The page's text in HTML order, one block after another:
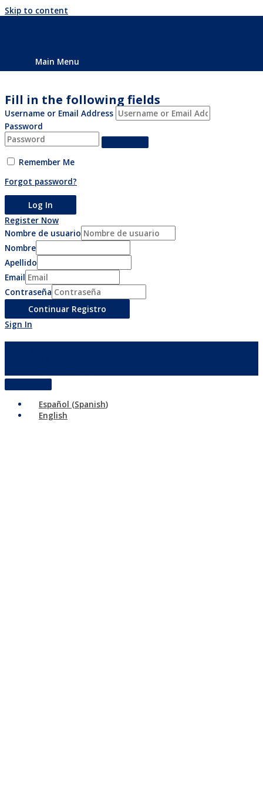
Skip to content
Main Menu
Fill in the following fields
Username or Email Address
Password
Remember Me
Forgot password?
Register Now
Nombre de usuario
Nombre
Apellido
Email
Contraseña
Sign In
Español (Spanish)
English